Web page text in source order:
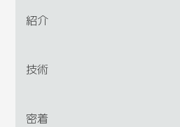
紹介
技術
密着